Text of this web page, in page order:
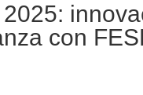
con